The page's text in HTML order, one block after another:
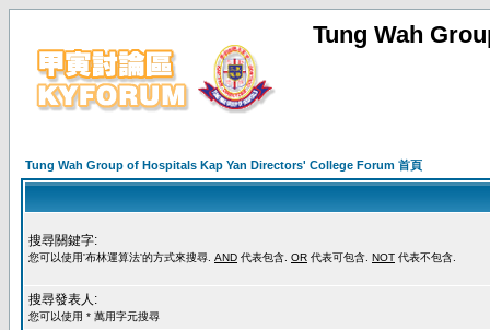
Tung Wah
Tung Wah Group of Hospitals Kap Yan Directors' College Forum 首頁
搜尋關鍵字:
您可以使用'布林運算法'的方式來搜尋. AND 代表包含. OR 代表可包含. NOT 代表不包含.
搜尋發表人:
您可以使用 * 萬用字元搜尋